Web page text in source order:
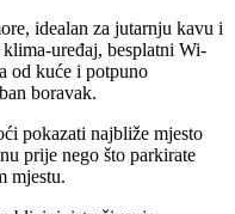
idealan za jutarnju kavu i
uređaj, besplatni Wi-
od kuće i potpuno
boravak.
pokazati najbliže mjesto
prije nego što parkirate
mjestu.